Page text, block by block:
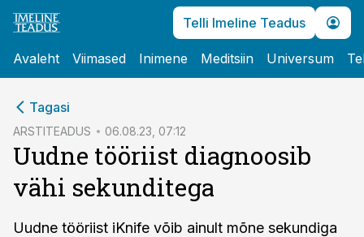
Telli Imeline Teadus
Avaleht Viimased Inimene Meditsiin Universum
Tagasi
ARSTITEADUS 06.08.23, 07:12
Uudne tööriist diagnoosib
vähi sekunditega
Uudne tööriist iKnife võib ainult mõne sekundiga